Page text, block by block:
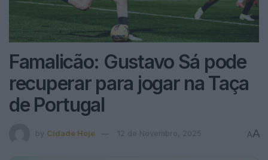
Famalicão: Gustavo Sá pode
recuperar para jogar na Taça
de Portugal
by Cidade Hoje 12 de Novembro, 2025 AA